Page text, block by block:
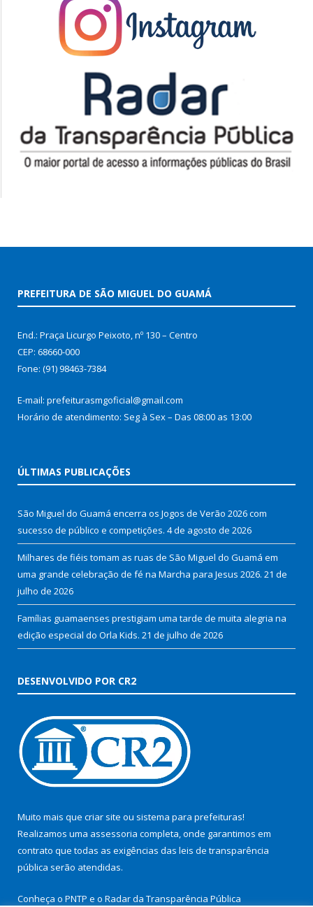
PREFEITURA DE SÃO MIGUEL DO GUAMÁ
End.: Praça Licurgo Peixoto, nº 130 – Centro
CEP: 68660-000
Fone: (91) 98463-7384
E-mail: prefeiturasmgoficial@gmail.com
Horário de atendimento: Seg à Sex – Das 08:00 as 13:00
ÚLTIMAS PUBLICAÇÕES
São Miguel do Guamá encerra os Jogos de Verão 2026 com
sucesso de público e competições. 4 de agosto de 2026
Milhares de fiéis tomam as ruas de São Miguel do Guamá em
uma grande celebração de fé na Marcha para Jesus 2026. 21 de
julho de 2026
Famílias guamaenses prestigiam uma tarde de muita alegria na
edição especial do Orla Kids. 21 de julho de 2026
DESENVOLVIDO POR CR2
Muito mais que criar site ou sistema para prefeituras!
Realizamos uma assessoria completa, onde garantimos em
contrato que todas as exigências das leis de transparência
pública serão atendidas.
Conheça o PNTP e o Radar da Transparência Pública